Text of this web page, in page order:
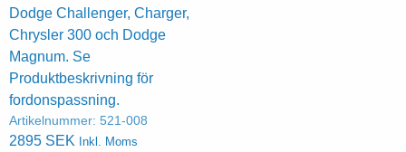
Dodge Challenger, Charger,
Chrysler 300 och Dodge
Magnum. Se
Produktbeskrivning för
fordonspassning.
Artikelnummer: 521-008
2895 SEK Inkl. Moms